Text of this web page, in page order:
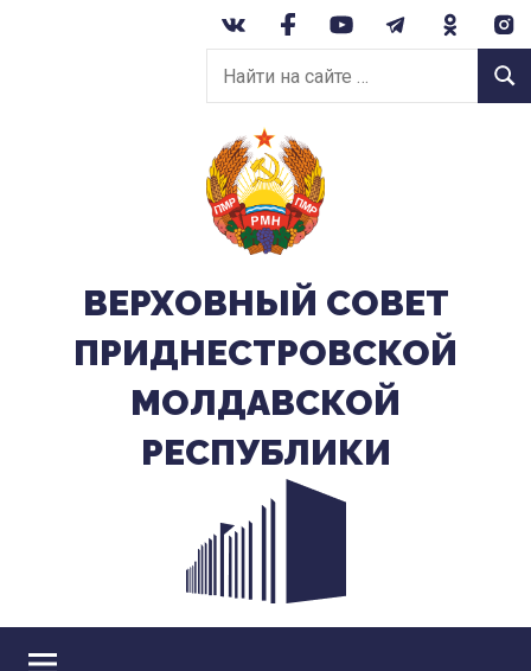
Найти
на
сайте:
ВЕРХОВНЫЙ CОВЕТ
ПРИДНЕСТРОВСКОЙ
МОЛДАВСКОЙ
РЕСПУБЛИКИ